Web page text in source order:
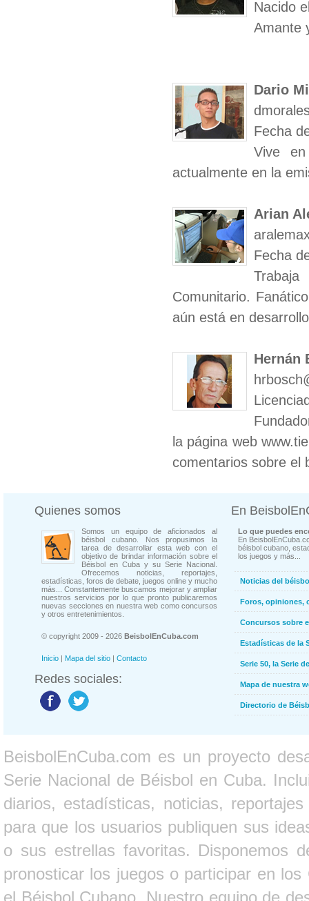
Nacido
Amante
Dario
Fecha
Vive
actualmente en la
Arian
Fecha
Comunitario.
aún está en
Hernán
la página web
comentarios sobre el
Quienes somos
Somos un equipo de aficionados al
béisbol cubano. Nos propusimos la
tarea de desarrollar esta web con el
objetivo de brindar información sobre el
Béisbol en Cuba y su Serie Nacional.
Ofrecemos noticias, reportajes,
estadísticas, foros de debate, juegos online y mucho
más... Constantemente buscamos mejorar y ampliar
nuestros servicios por lo que pronto publicaremos
nuevas secciones en nuestra web como concursos
y otros entretenimientos.
© copyright 2009 - 2026 BeisbolEnCuba.com
Inicio | Mapa del sitio | Contacto
Redes sociales:
En
Lo que puedes
En
béisbol cubano,
los juegos y más...
Noticias del
Foros, opiniones,
Concursos sobre
Estadísticas de la
Serie 50, la Serie
Mapa de nuestra
Directorio de
BeisbolEnCuba.com es un proyecto
Serie Nacional de Béisbol en Cuba.
diarios, estadísticas, noticias,
para que los usuarios publiquen sus
o sus estrellas favoritas. Disponemos
pronosticar los juegos o participar en
el Béisbol Cubano. Nuestro equipo de